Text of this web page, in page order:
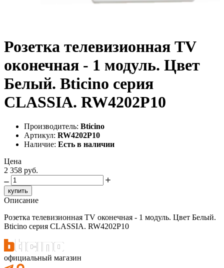
Розетка телевизионная TV
оконечная - 1 модуль. Цвет
Белый. Bticino серия
CLASSIA. RW4202P10
Производитель: Bticino
Артикул: RW4202P10
Наличие: Есть в наличии
Цена
2 358 руб.
купить
Описание
Розетка телевизионная TV оконечная - 1 модуль. Цвет Белый.
Bticino серия CLASSIA. RW4202P10
официальный магазин